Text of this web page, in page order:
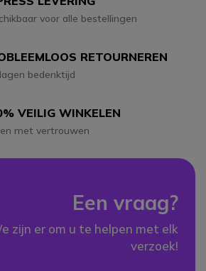
voor alle bestellingen
RETOURNEREN
bedenktijd
VEILIG WINKELEN
met vertrouwen
Een vraag?
zijn er om u te helpen met elk
verzoek!